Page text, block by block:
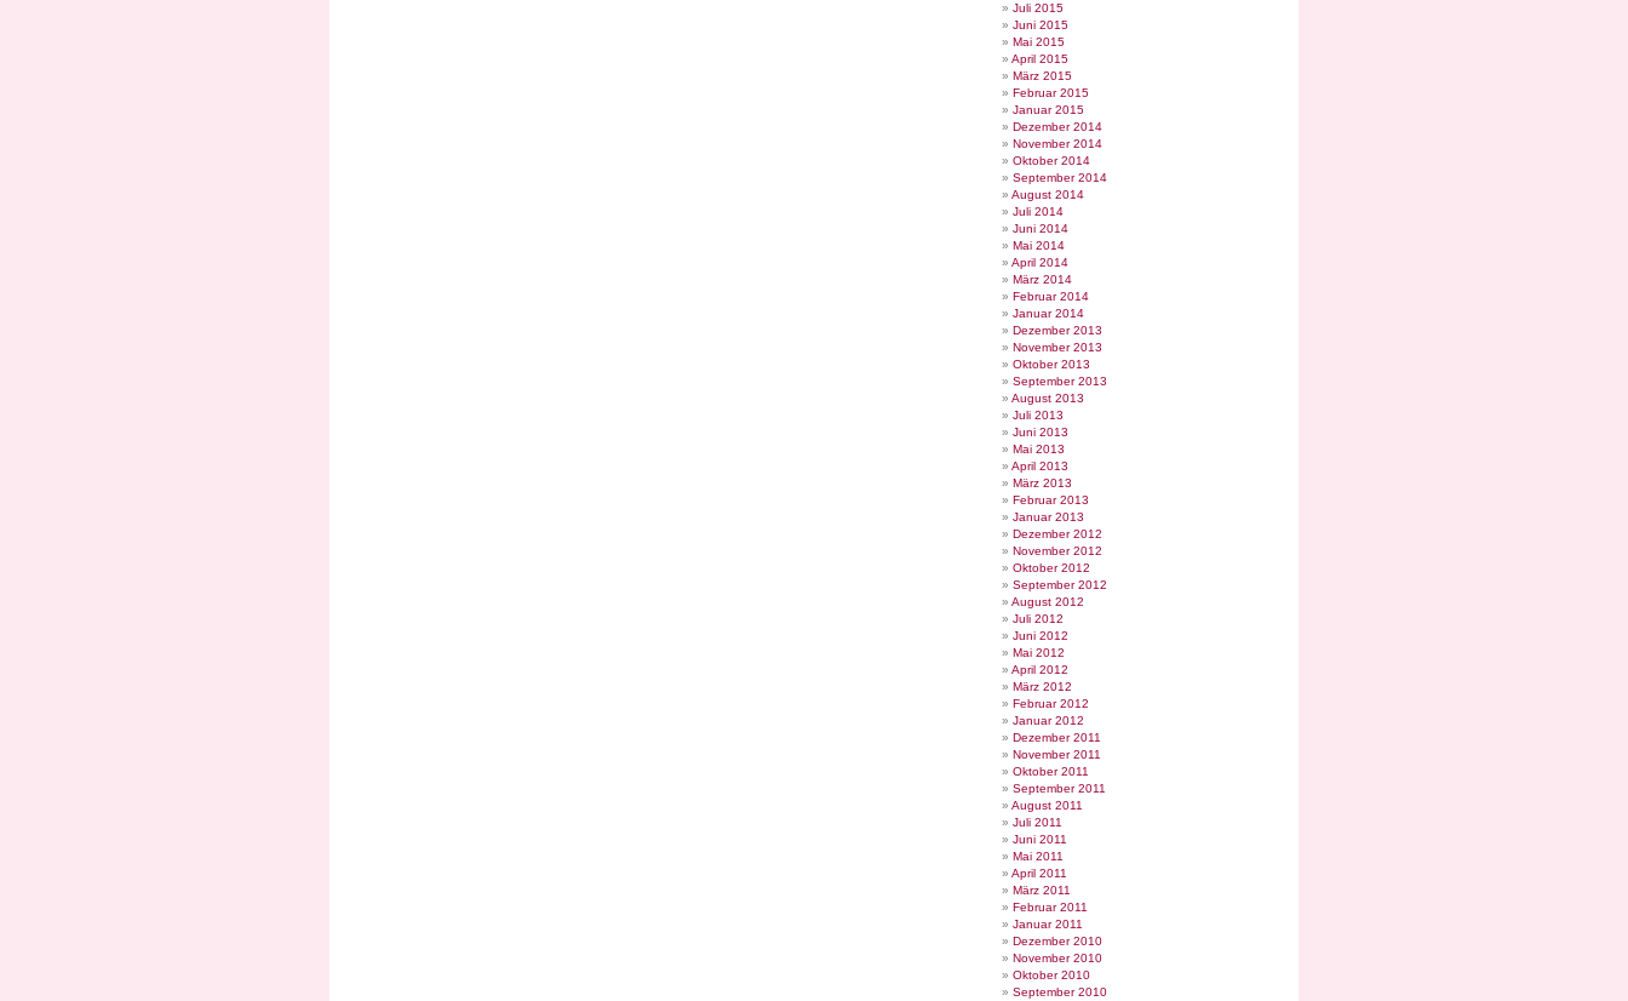
Juli 2015
Juni 2015
Mai 2015
April 2015
März 2015
Februar 2015
Januar 2015
Dezember 2014
November 2014
Oktober 2014
September 2014
August 2014
Juli 2014
Juni 2014
Mai 2014
April 2014
März 2014
Februar 2014
Januar 2014
Dezember 2013
November 2013
Oktober 2013
September 2013
August 2013
Juli 2013
Juni 2013
Mai 2013
April 2013
März 2013
Februar 2013
Januar 2013
Dezember 2012
November 2012
Oktober 2012
September 2012
August 2012
Juli 2012
Juni 2012
Mai 2012
April 2012
März 2012
Februar 2012
Januar 2012
Dezember 2011
November 2011
Oktober 2011
September 2011
August 2011
Juli 2011
Juni 2011
Mai 2011
April 2011
März 2011
Februar 2011
Januar 2011
Dezember 2010
November 2010
Oktober 2010
September 2010